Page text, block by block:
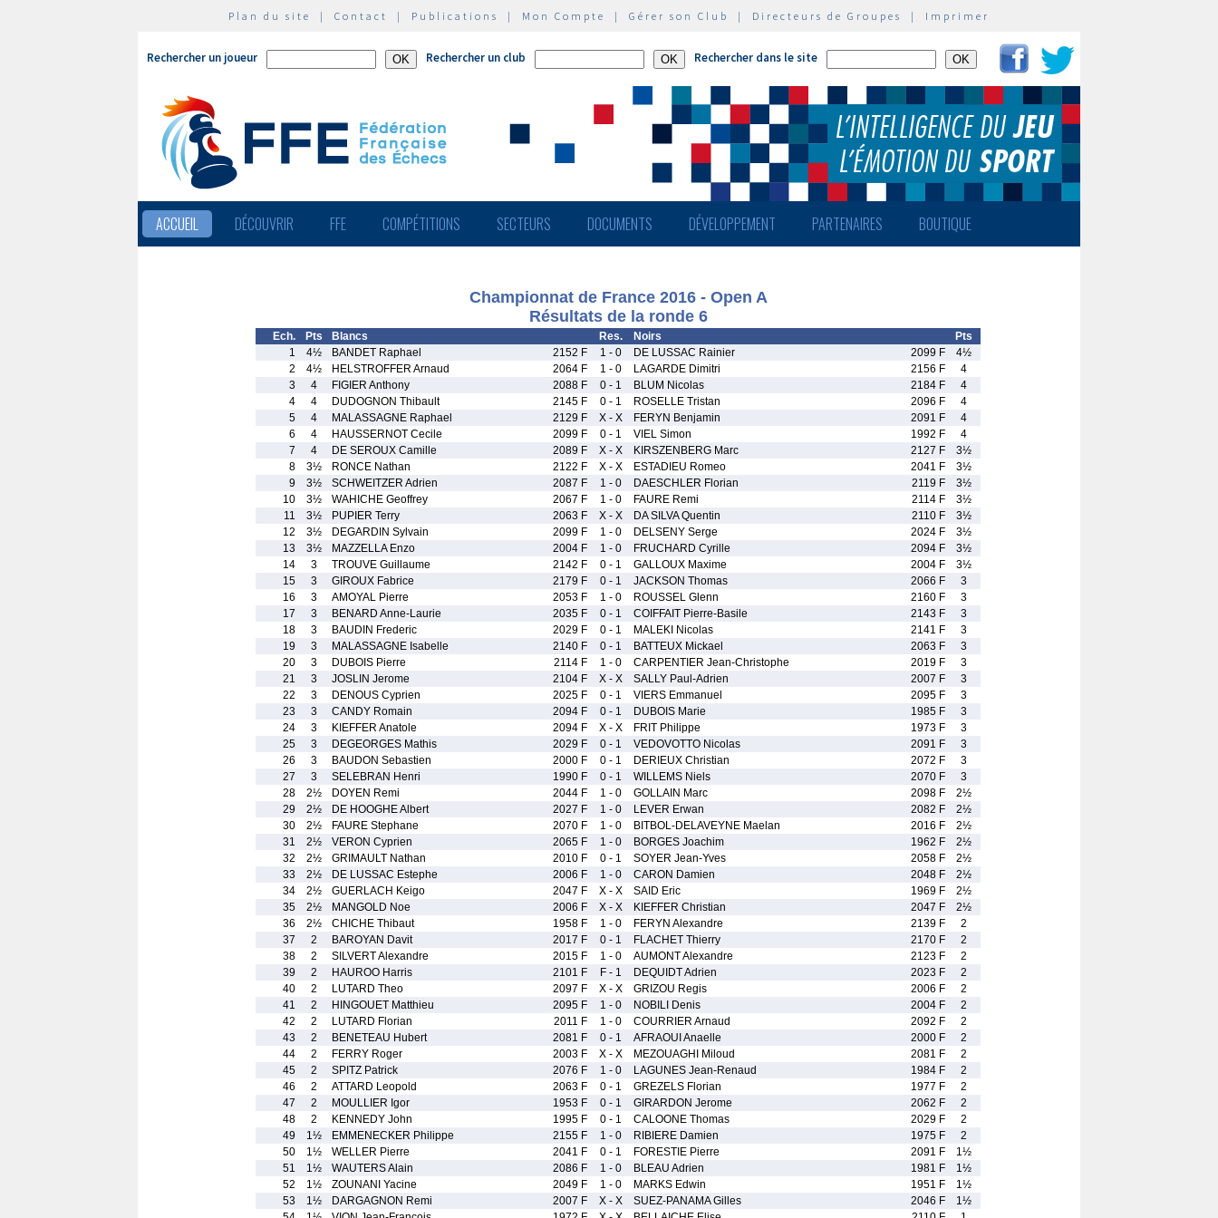
Plan du site | Contact | Publications | Mon Compte | Gérer son Club | Directeurs de Groupes | Imprimer
Rechercher un joueur Rechercher un club Rechercher dans le site
ACCUEIL DÉCOUVRIR FFE COMPÉTITIONS SECTEURS DOCUMENTS DÉVELOPPEMENT PARTENAIRES BOUTIQUE
Championnat de France 2016 - Open A
Résultats de la ronde 6
Ech. Pts Blancs Res. Noirs
Pts
1
4½ BANDET Raphael 2152 F 1 - 0 DE LUSSAC Rainier 2099 F
4½
2
4½ HELSTROFFER Arnaud 2064 F 1 - 0 LAGARDE Dimitri 2156 F
4
3
4 FIGIER Anthony 2088 F 0 - 1 BLUM Nicolas 2184 F
4
4
4 DUDOGNON Thibault 2145 F 0 - 1 ROSELLE Tristan 2096 F
4
5
4 MALASSAGNE Raphael 2129 F X - X FERYN Benjamin 2091 F
4
6
4 HAUSSERNOT Cecile 2099 F 0 - 1 VIEL Simon 1992 F
4
7
4 DE SEROUX Camille 2089 F X - X KIRSZENBERG Marc 2127 F
3½
8
3½ RONCE Nathan 2122 F X - X ESTADIEU Romeo 2041 F
3½
9
3½ SCHWEITZER Adrien 2087 F 1 - 0 DAESCHLER Florian 2119 F
3½
10
3½ WAHICHE Geoffrey 2067 F 1 - 0 FAURE Remi 2114 F
3½
11
3½ PUPIER Terry 2063 F X - X DA SILVA Quentin 2110 F
3½
12
3½ DEGARDIN Sylvain 2099 F 1 - 0 DELSENY Serge 2024 F
3½
13
3½ MAZZELLA Enzo 2004 F 1 - 0 FRUCHARD Cyrille 2094 F
3½
14
3 TROUVE Guillaume 2142 F 0 - 1 GALLOUX Maxime 2004 F
3½
15
3 GIROUX Fabrice 2179 F 0 - 1 JACKSON Thomas 2066 F
3
16
3 AMOYAL Pierre 2053 F 1 - 0 ROUSSEL Glenn 2160 F
3
17
3 BENARD Anne-Laurie 2035 F 0 - 1 COIFFAIT Pierre-Basile 2143 F
3
18
3 BAUDIN Frederic 2029 F 0 - 1 MALEKI Nicolas 2141 F
3
19
3 MALASSAGNE Isabelle 2140 F 0 - 1 BATTEUX Mickael 2063 F
3
20
3 DUBOIS Pierre 2114 F 1 - 0 CARPENTIER Jean-Christophe 2019 F
3
21
3 JOSLIN Jerome 2104 F X - X SALLY Paul-Adrien 2007 F
3
22
3 DENOUS Cyprien 2025 F 0 - 1 VIERS Emmanuel 2095 F
3
23
3 CANDY Romain 2094 F 0 - 1 DUBOIS Marie 1985 F
3
24
3 KIEFFER Anatole 2094 F X - X FRIT Philippe 1973 F
3
25
3 DEGEORGES Mathis 2029 F 0 - 1 VEDOVOTTO Nicolas 2091 F
3
26
3 BAUDON Sebastien 2000 F 0 - 1 DERIEUX Christian 2072 F
3
27
3 SELEBRAN Henri 1990 F 0 - 1 WILLEMS Niels 2070 F
3
28
2½ DOYEN Remi 2044 F 1 - 0 GOLLAIN Marc 2098 F
2½
29
2½ DE HOOGHE Albert 2027 F 1 - 0 LEVER Erwan 2082 F
2½
30
2½ FAURE Stephane 2070 F 1 - 0 BITBOL-DELAVEYNE Maelan 2016 F
2½
31
2½ VERON Cyprien 2065 F 1 - 0 BORGES Joachim 1962 F
2½
32
2½ GRIMAULT Nathan 2010 F 0 - 1 SOYER Jean-Yves 2058 F
2½
33
2½ DE LUSSAC Estephe 2006 F 1 - 0 CARON Damien 2048 F
2½
34
2½ GUERLACH Keigo 2047 F X - X SAID Eric 1969 F
2½
35
2½ MANGOLD Noe 2006 F X - X KIEFFER Christian 2047 F
2½
36
2½ CHICHE Thibaut 1958 F 1 - 0 FERYN Alexandre 2139 F
2
37
2 BAROYAN Davit 2017 F 0 - 1 FLACHET Thierry 2170 F
2
38
2 SILVERT Alexandre 2015 F 1 - 0 AUMONT Alexandre 2123 F
2
39
2 HAUROO Harris 2101 F F - 1 DEQUIDT Adrien 2023 F
2
40
2 LUTARD Theo 2097 F X - X GRIZOU Regis 2006 F
2
41
2 HINGOUET Matthieu 2095 F 1 - 0 NOBILI Denis 2004 F
2
42
2 LUTARD Florian 2011 F 1 - 0 COURRIER Arnaud 2092 F
2
43
2 BENETEAU Hubert 2081 F 0 - 1 AFRAOUI Anaelle 2000 F
2
44
2 FERRY Roger 2003 F X - X MEZOUAGHI Miloud 2081 F
2
45
2 SPITZ Patrick 2076 F 1 - 0 LAGUNES Jean-Renaud 1984 F
2
46
2 ATTARD Leopold 2063 F 0 - 1 GREZELS Florian 1977 F
2
47
2 MOULLIER Igor 1953 F 0 - 1 GIRARDON Jerome 2062 F
2
48
2 KENNEDY John 1995 F 0 - 1 CALOONE Thomas 2029 F
2
49
1½ EMMENECKER Philippe 2155 F 1 - 0 RIBIERE Damien 1975 F
2
50
1½ WELLER Pierre 2041 F 0 - 1 FORESTIE Pierre 2091 F
1½
51
1½ WAUTERS Alain 2086 F 1 - 0 BLEAU Adrien 1981 F
1½
52
1½ ZOUNANI Yacine 2049 F 1 - 0 MARKS Edwin 1951 F
1½
53
1½ DARGAGNON Remi 2007 F X - X SUEZ-PANAMA Gilles 2046 F
1½